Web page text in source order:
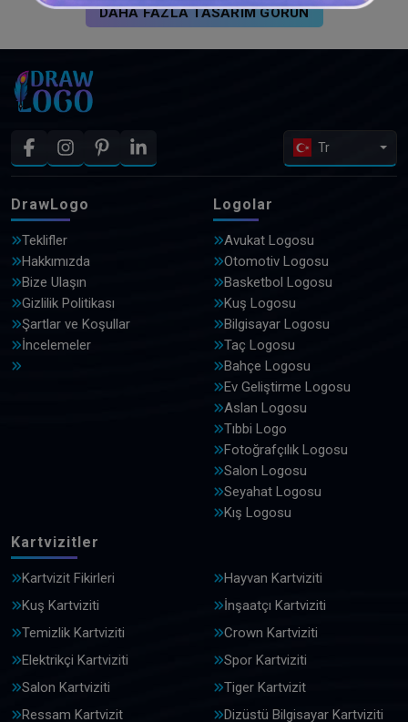
DAHA FAZLA TASARIM GÖRÜN
Tr
DrawLogo
Teklifler
Hakkımızda
Bize Ulaşın
Gizlilik Politikası
Şartlar ve Koşullar
İncelemeler
Logolar
Avukat Logosu
Otomotiv Logosu
Basketbol Logosu
Kuş Logosu
Bilgisayar Logosu
Taç Logosu
Bahçe Logosu
Ev Geliştirme Logosu
Aslan Logosu
Tıbbi Logo
Fotoğrafçılık Logosu
Salon Logosu
Seyahat Logosu
Kış Logosu
Kartvizitler
Kartvizit Fikirleri
Hayvan Kartviziti
Kuş Kartviziti
İnşaatçı Kartviziti
Temizlik Kartviziti
Crown Kartviziti
Elektrikçi Kartviziti
Spor Kartviziti
Salon Kartviziti
Tiger Kartvizit
Ressam Kartvizit
Dizüstü Bilgisayar Kartviziti